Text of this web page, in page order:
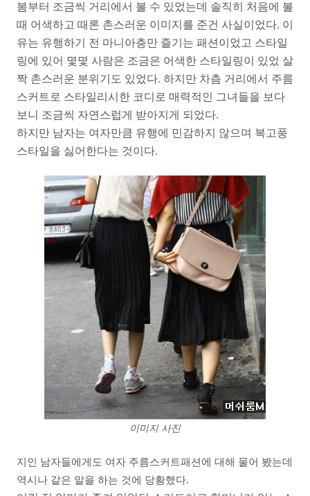
봄부터 조금씩 거리에서 볼 수 있었는데 솔직히 처음에 볼
때 어색하고 때론 촌스러운 이미지를 준건 사실이었다. 이
유는 유행하기 전 마니아층만 즐기는 패션이었고 스타일
링에 있어 몇몇 사람은 조금은 어색한 스타일링이 있었 살
짝 촌스러운 분위기도 있었다. 하지만 차츰 거리에서 주름
스커트로 스타일리시한 코디로 매력적인 그녀들을 보다
보니 조금씩 자연스럽게 받아지게 되었다.
하지만 남자는 여자만큼 유행에 민감하지 않으며 복고풍
스타일을 싫어한다는 것이다.
이미지 사진
지인 남자들에게도 여자 주름스커트패션에 대해 물어 봤는데
역시나 같은 말을 하는 것에 당황했다.